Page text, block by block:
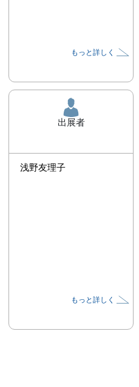
もっと詳しく
出展者
浅野友理子
もっと詳しく